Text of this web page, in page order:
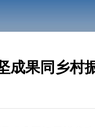
成果同乡村